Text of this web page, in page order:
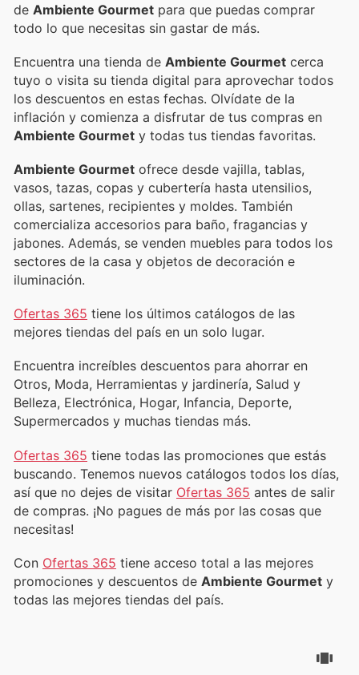
de Ambiente Gourmet para que puedas comprar
todo lo que necesitas sin gastar de más.
Encuentra una tienda de Ambiente Gourmet cerca
tuyo o visita su tienda digital para aprovechar todos
los descuentos en estas fechas. Olvídate de la
inflación y comienza a disfrutar de tus compras en
Ambiente Gourmet y todas tus tiendas favoritas.
Ambiente Gourmet ofrece desde vajilla, tablas,
vasos, tazas, copas y cubertería hasta utensilios,
ollas, sartenes, recipientes y moldes. También
comercializa accesorios para baño, fragancias y
jabones. Además, se venden muebles para todos los
sectores de la casa y objetos de decoración e
iluminación.
Ofertas 365 tiene los últimos catálogos de las
mejores tiendas del país en un solo lugar.
Encuentra increíbles descuentos para ahorrar en
Otros, Moda, Herramientas y jardinería, Salud y
Belleza, Electrónica, Hogar, Infancia, Deporte,
Supermercados y muchas tiendas más.
Ofertas 365 tiene todas las promociones que estás
buscando. Tenemos nuevos catálogos todos los días,
así que no dejes de visitar Ofertas 365 antes de salir
de compras. ¡No pagues de más por las cosas que
necesitas!
Con Ofertas 365 tiene acceso total a las mejores
promociones y descuentos de Ambiente Gourmet y
todas las mejores tiendas del país.